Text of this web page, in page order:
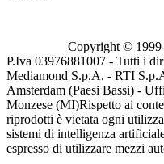
Copyright ©
P.Iva 03976881007 - Tutti i
Mediamond S.p.A. - RTI
Amsterdam (Paesi Bassi) -
Monzese (MI)Rispetto ai
riprodotti è vietata ogni
sistemi di intelligenza
espresso di utilizzare mezzi